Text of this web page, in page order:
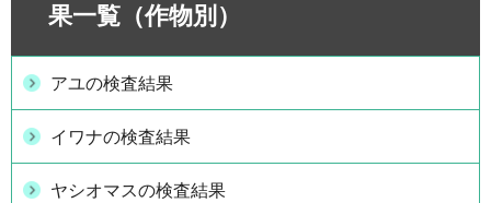
果一覧（作物別）
アユの検査結果
イワナの検査結果
ヤシオマスの検査結果